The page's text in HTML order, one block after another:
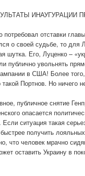
ИНАУГУРАЦИИ
отставки
о своей судьбе, то для
шутка. Его, Луценко –
публично увольнять
в США! Более
Портнов. Но ничего
публичное снятие
опасается
ситуация такая
получить
что человек мрачно
оставить Украину в